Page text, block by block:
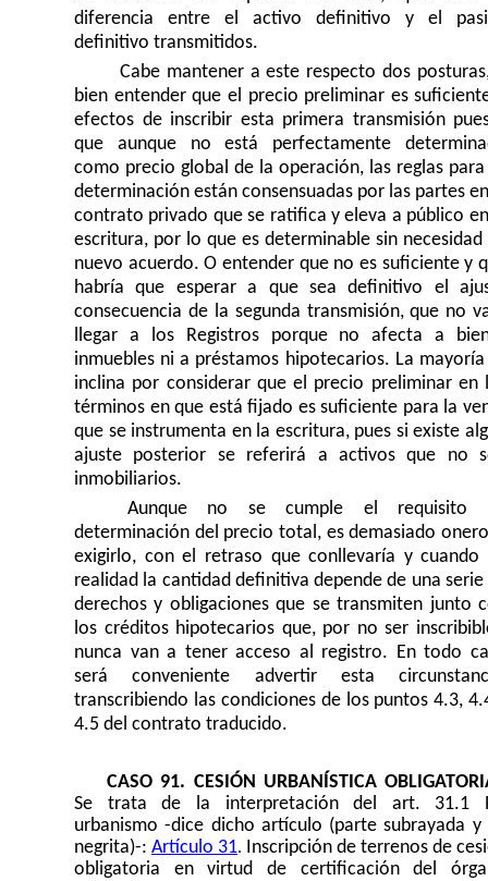
diferencia entre el activo definitivo y el
definitivo transmitidos.
Cabe mantener a este respecto dos
bien entender que el precio preliminar es
efectos de inscribir esta primera transmisión
que aunque no está perfectamente
como precio global de la operación, las reglas para
determinación están consensuadas por las partes
contrato privado que se ratifica y eleva a público
escritura, por lo que es determinable sin necesidad
nuevo acuerdo. O entender que no es suficiente y
habría que esperar a que sea definitivo el
consecuencia de la segunda transmisión, que no
llegar a los Registros porque no afecta a
inmuebles ni a préstamos hipotecarios. La mayoría
inclina por considerar que el precio preliminar en
términos en que está fijado es suficiente para la
que se instrumenta en la escritura, pues si existe
ajuste posterior se referirá a activos que no
inmobiliarios.
Aunque no se cumple el requisito
determinación del precio total, es demasiado
exigirlo, con el retraso que conllevaría y cuando
realidad la cantidad definitiva depende de una serie
derechos y obligaciones que se transmiten junto
los créditos hipotecarios que, por no ser
nunca van a tener acceso al registro. En todo
será conveniente advertir esta
transcribiendo las condiciones de los puntos 4.3,
4.5 del contrato traducido.
CASO 91. CESIÓN URBANÍSTICA
Se trata de la interpretación del art. 31.1
urbanismo -dice dicho artículo (parte subrayada y
negrita)-:  Artículo 31. Inscripción de terrenos de
obligatoria en virtud de certificación del